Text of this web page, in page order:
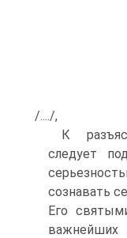
/..../,
К
следует
сознавать
Его
важнейших